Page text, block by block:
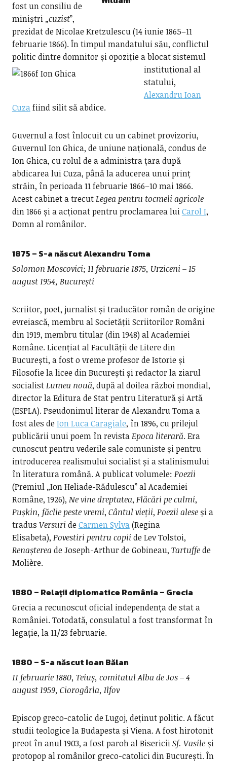
fost un consiliu de
miniștri „cuzist”,
prezidat de Nicolae Kretzulescu (14 iunie 1865–11
februarie 1866). În timpul mandatului său, conflictul
politic dintre domnitor și opozițiea blocat sistemul
instituțional al
statului,
Alexandru Ioan
Cuzafiind silit să abdice.
Guvernul a fost înlocuit cu un cabinet provizoriu,
Guvernul Ion Ghica, de uniune națională, condus de
Ion Ghica, cu rolul de a administra țara după
abdicarea lui Cuza, până la aducerea unui prinț
străin, în perioada 11 februarie 1866–10 mai 1866.
Acest cabinet a trecutLegea pentru tocmeli agricole
din 1866 și a acționat pentru proclamarea luiCarol I,
Domn al românilor.
1875 – S-a născut Alexandru Toma
Solomon Moscovici; 11 februarie 1875, Urziceni – 15
august 1954, București
Scriitor, poet, jurnalist și traducător român de origine
evreiască, membru al Societății Scriitorilor Români
din 1919, membru titular (din 1948) al Academiei
Române. Licențiat al Facultății de Litere din
București, a fost o vreme profesor de Istorie și
Filosofie la licee din București și redactor la ziarul
socialistLumea nouă, după al doilea război mondial,
director la Editura de Stat pentru Literatură și Artă
(ESPLA). Pseudonimul literar de Alexandru Toma a
fost ales deIon Luca Caragiale, în 1896, cu prilejul
publicării unui poem în revistaEpoca literară. Era
cunoscut pentru vederile sale comuniste și pentru
introducerea realismului socialist și a stalinismului
în literatura română. A publicat volumele: Poezii
(Premiul „Ion Heliade-Rădulescu” al Academiei
Române, 1926), Ne vine dreptatea, Flăcări pe culmi,
Pușkin, făclie peste vremi, Cântul vieții, Poezii aleseși a
tradus Versuri deCarmen Sylva(Regina
Elisabeta), Povestiri pentru copii de Lev Tolstoi,
Renașterea de Joseph-Arthur de Gobineau, Tartuffede
Molière.
1880 – Relații diplomatice România – Grecia
Grecia a recunoscut oficial independența de stat a
României. Totodată, consulatul a fost transformat în
legație, la 11/23 februarie.
1880 – S-a născut Ioan Bălan
11 februarie 1880, Teiuș, comitatul Alba de Jos – 4
august 1959, Ciorogârla, Ilfov
Episcop greco-catolic de Lugoj, deținut politic. A făcut
studii teologice la Budapesta și Viena. A fost hirotonit
preot în anul 1903, a fost paroh al BisericiiSf. Vasileși
protopop al românilor greco-catolici din București. În